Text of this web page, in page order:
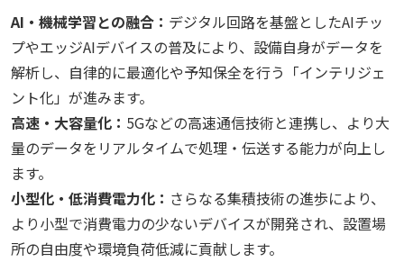
AI・機械学習との融合： デジタル回路を基盤としたAIチッ
プやエッジAIデバイスの普及により、設備自身がデータを
解析し、自律的に最適化や予知保全を行う「インテリジェ
ント化」が進みます。
高速・大容量化： 5Gなどの高速通信技術と連携し、より大
量のデータをリアルタイムで処理・伝送する能力が向上し
ます。
小型化・低消費電力化： さらなる集積技術の進歩により、
より小型で消費電力の少ないデバイスが開発され、設置場
所の自由度や環境負荷低減に貢献します。